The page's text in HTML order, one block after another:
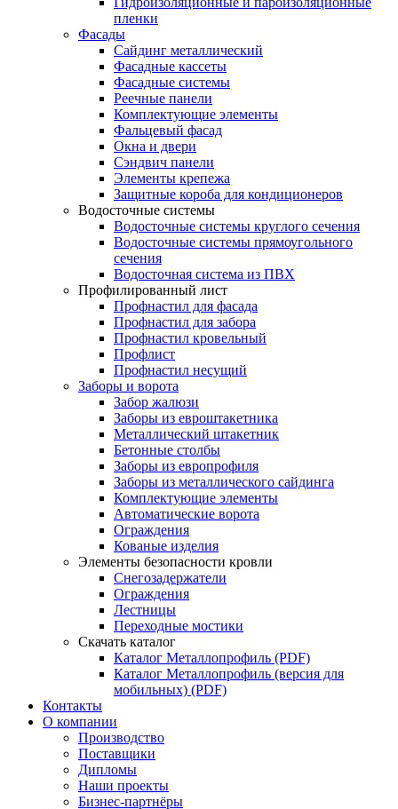
пленки
Фасады
Сайдинг металлический
Фасадные кассеты
Фасадные системы
Реечные панели
Комплектующие элементы
Фальцевый фасад
Окна и двери
Сэндвич панели
Элементы крепежа
Защитные короба для кондиционеров
Водосточные системы
Водосточные системы круглого сечения
Водосточные системы прямоугольного
сечения
Водосточная система из ПВХ
Профилированный лист
Профнастил для фасада
Профнастил для забора
Профнастил кровельный
Профлист
Профнастил несущий
Заборы и ворота
Забор жалюзи
Заборы из евроштакетника
Металлический штакетник
Бетонные столбы
Заборы из европрофиля
Заборы из металлического сайдинга
Комплектующие элементы
Автоматические ворота
Ограждения
Кованые изделия
Элементы безопасности кровли
Снегозадержатели
Ограждения
Лестницы
Переходные мостики
Скачать каталог
Каталог Металлопрофиль (PDF)
Каталог Металлопрофиль (версия для
мобильных) (PDF)
Контакты
О компании
Производство
Поставщики
Дипломы
Наши проекты
Бизнес-партнёры